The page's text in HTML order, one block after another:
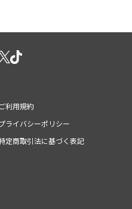
ご利用規約
ライバシーポリシー
定商取引法に基づく表記